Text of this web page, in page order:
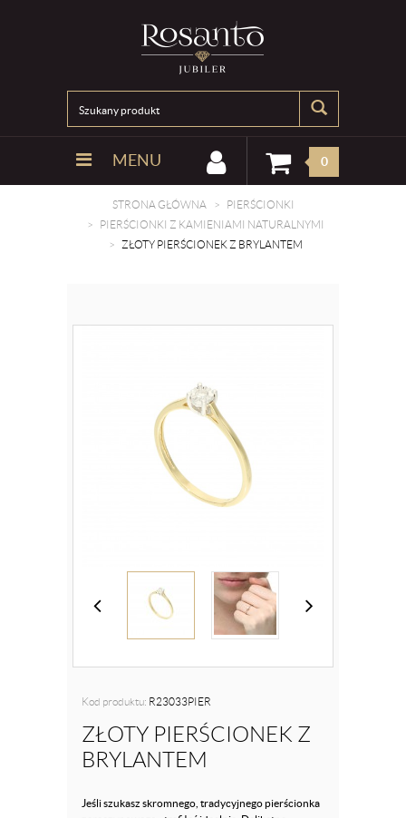
MENU 0
STRONA GŁÓWNA
PIERŚCIONKI
PIERŚCIONKI Z KAMIENIAMI NATURALNYMI
ZŁOTY PIERŚCIONEK Z BRYLANTEM
Kod produktu: R23033PIER
ZŁOTY PIERŚCIONEK Z
BRYLANTEM
Jeśli szukasz skromnego, tradycyjnego pierścionka